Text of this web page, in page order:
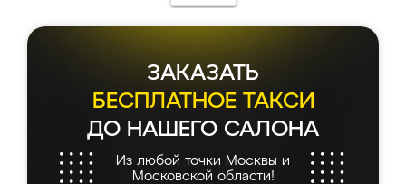
ЗАКАЗАТЬ
БЕСПЛАТНОЕ ТАКСИ
ДО НАШЕГО САЛОНА
Из любой точки Москвы и
Московской области!